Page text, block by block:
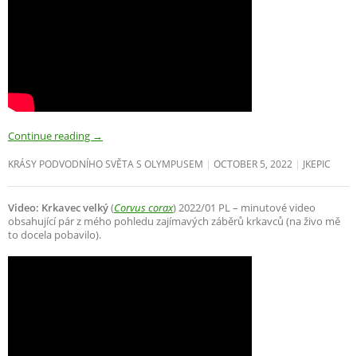
Continue reading →
KRÁSY PODVODNÍHO SVĚTA S OLYMPUSEM OCTOBER 5, 2022 JKEPIC
Video: Krkavec velký(Corvus corax) 2022/01 PL – minutové video
obsahující pár z mého pohledu zajímavých záběrů krkavců (na živo mě
to docela pobavilo).